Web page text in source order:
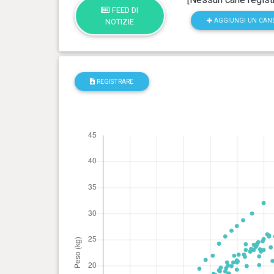
FEED DI
NOTIZIE
AGGIUNGI UN
REGISTRARE